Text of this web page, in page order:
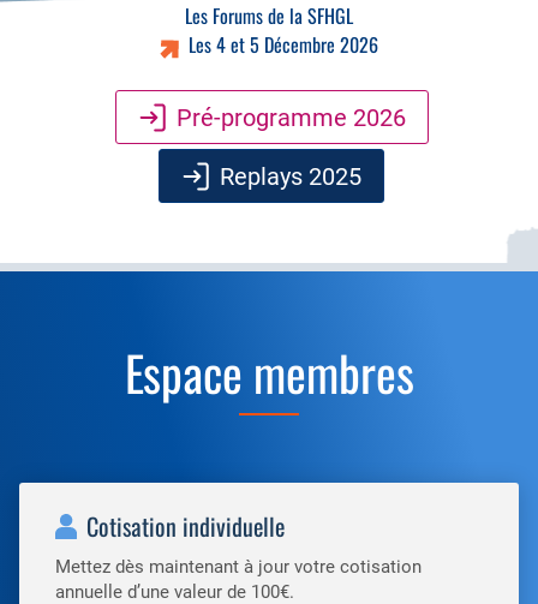
Les Forums de la SFHGL
Les 4 et 5 Décembre 2026
Pré-programme 2026
Replays 2025
Espace membres
Cotisation individuelle
Mettez dès maintenant à jour votre cotisation
annuelle d’une valeur de 100€.